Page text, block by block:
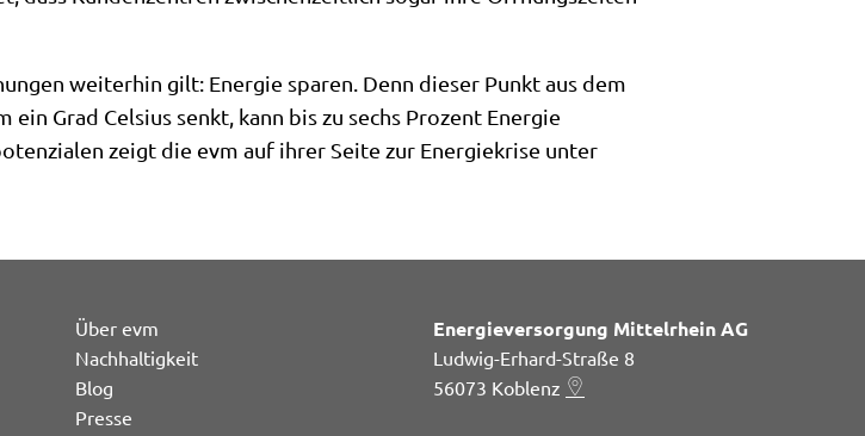
weiterhin gilt: Energie sparen. Denn dieser Punkt aus dem
Grad Celsius senkt, kann bis zu sechs Prozent Energie
zeigt die evm auf ihrer Seite zur Energiekrise unter
Über evm
Nachhaltigkeit
Blog
Presse
Energieversorgung Mittelrhein AG
Ludwig-Erhard-Straße 8
56073 Koblenz